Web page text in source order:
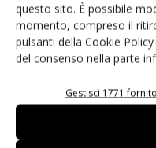
questo sito. È possibile
momento, compreso il
pulsanti della Cookie
del consenso nella parte
Gestisci 1771
ARTICOLI CORRELATI ALTRO